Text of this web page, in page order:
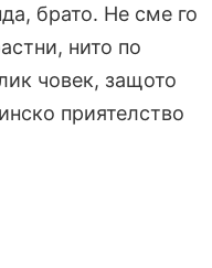
брато. Не сме го
нито по
човек, защото
приятелство